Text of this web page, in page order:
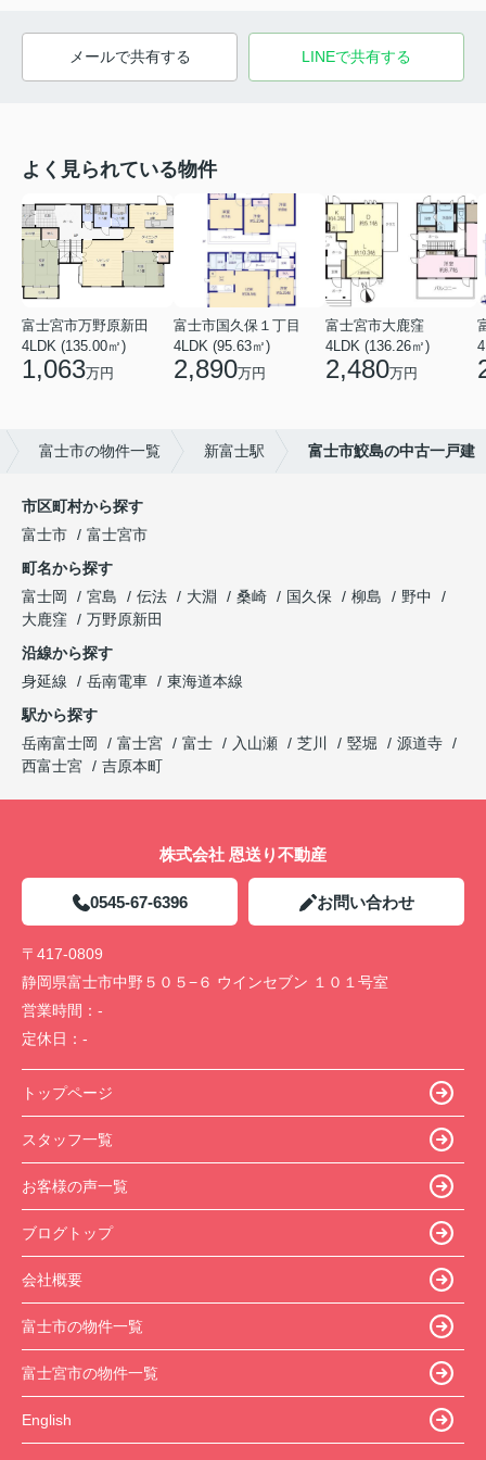
メールで共有する LINEで共有する
よく見られている物件
富士宮市万野原新田
4LDK (135.00㎡)
1,063万円
富士市国久保１丁目
4LDK (95.63㎡)
2,890万円
富士宮市大鹿窪
4LDK (136.26㎡)
2,480万円
富士市の物件一覧 新富士駅 富士市鮫島の中古一戸建
市区町村から探す
富士市
富士宮市
町名から探す
富士岡
宮島 伝法 大淵 桑崎 国久保 柳島
野中
大鹿窪
万野原新田
沿線から探す
身延線
岳南電車
東海道本線
駅から探す
岳南富士岡
富士宮 富士 入山瀬 芝川 竪堀
源道寺
西富士宮
吉原本町
株式会社 恩送り不動産
0545-67-6396 お問い合わせ
〒417-0809
静岡県富士市中野５０５−６ ウインセブン １０１号室
営業時間： -
定休日： -
トップページ
スタッフ一覧
お客様の声一覧
ブログトップ
会社概要
富士市の物件一覧
富士宮市の物件一覧
English